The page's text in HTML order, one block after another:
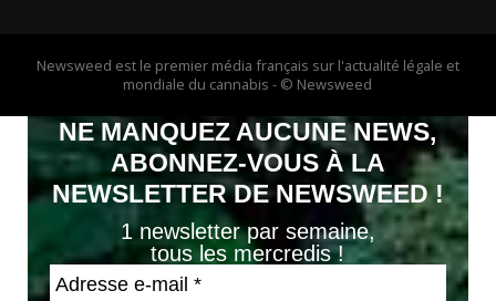
Newsweed est le premier média français sur l'actualité légale et
mondiale du cannabis - © Newsweed
NE MANQUEZ AUCUNE NEWS,
ABONNEZ-VOUS À LA
NEWSLETTER DE NEWSWEED !
1 newsletter par semaine,
tous les mercredis !